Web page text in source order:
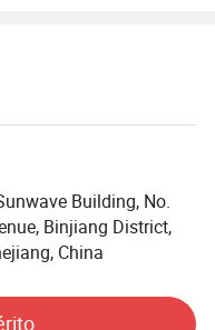
forneceu centenas
de imagens
em electricidade, da
escoltas e
para o progresso
Building, No.
Binjiang District,
China